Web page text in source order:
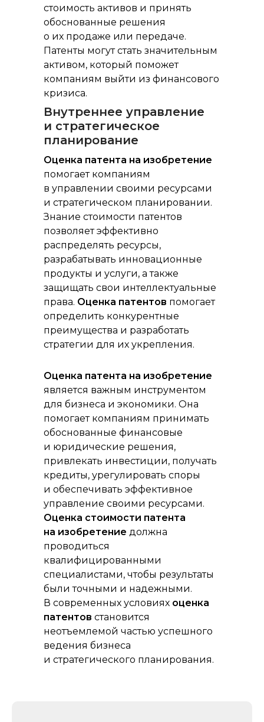
Оценка патента на изобретение
является важным инструментом
для бизнеса и экономики. Она
помогает компаниям принимать
обоснованные финансовые
и юридические решения,
привлекать инвестиции, получать
кредиты, урегулировать споры
и обеспечивать эффективное
управление своими ресурсами.
Оценка стоимости патента
на изобретение должна
проводиться
квалифицированными
специалистами, чтобы результаты
были точными и надежными.
В современных условиях оценка
патентов становится
неотъемлемой частью успешного
ведения бизнеса
и стратегического планирования.
стоимость активов и принять
обоснованные решения
о их продаже или передаче.
Патенты могут стать значительным
активом, который поможет
компаниям выйти из финансового
кризиса.
Оценка патента на изобретение
помогает компаниям
в управлении своими ресурсами
и стратегическом планировании.
Знание стоимости патентов
позволяет эффективно
распределять ресурсы,
разрабатывать инновационные
продукты и услуги, а также
защищать свои интеллектуальные
права. Оценка патентов помогает
определить конкурентные
преимущества и разработать
стратегии для их укрепления.
Внутреннее управление
и стратегическое
планирование
ТОП-50
в рейтинге RAEX
Российская консалтинговая компания
Скачать реквизиты компании